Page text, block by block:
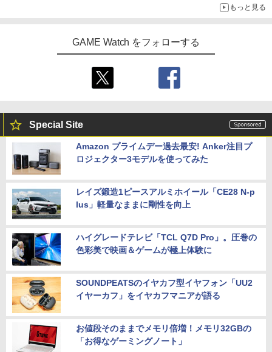
もっと見る
GAME Watch をフォローする
Special Site
Amazon プライムデー過去最安! Anker注目プ
ロジェクター3モデルを使ってみた
レイズ鍛造1ピースアルミホイール「CE28 N-p
lus」軽量なままに剛性を向上
ハイグレードテレビ「TCL Q7D Pro」。圧巻の
色彩美で映画＆ゲームが極上体験に
SOUNDPEATSのイヤカフ型イヤフォン「UU2
イヤーカフ」をイヤカフマニアが語る
お値段そのままでメモリ倍増！メモリ32GBの
「お得なゲーミングノート」